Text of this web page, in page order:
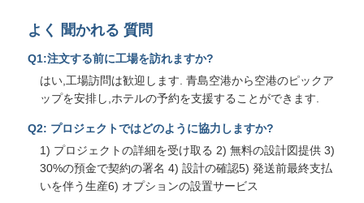
よく 聞かれる 質問
Q1:注文する前に工場を訪れますか?
はい,工場訪問は歓迎します. 青島空港から空港のピックア
ップを安排し,ホテルの予約を支援することができます.
Q2: プロジェクトではどのように協力しますか?
1) プロジェクトの詳細を受け取る 2) 無料の設計図提供 3)
30%の預金で契約の署名 4) 設計の確認5) 発送前最終支払
いを伴う生産6) オプションの設置サービス